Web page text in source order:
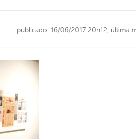
publicado: 16/06/2017 20h12, última